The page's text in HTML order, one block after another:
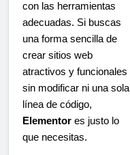
con las herramientas
adecuadas. Si buscas
una forma sencilla de
crear sitios web
atractivos y funcionales
sin modificar ni una sola
línea de código,
Elementor es justo lo
que necesitas.